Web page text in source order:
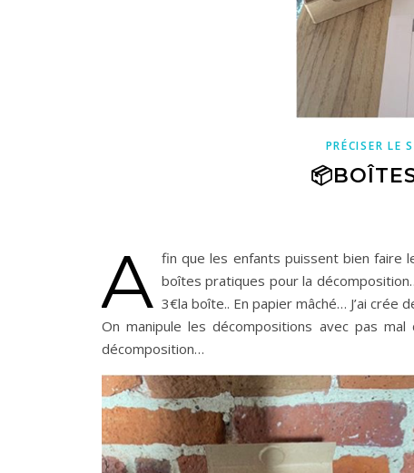
PRÉCISER LE
A fin que les enfants puissent bien faire
boîtes pratiques pour la
3€la boîte.. En papier mâché… J’ai
On manipule les décompositions avec pas
décomposition…